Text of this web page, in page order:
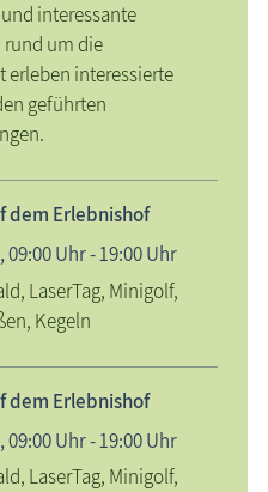
interessante
um die
erleben interessierte
geführten
dem Erlebnishof
, 09:00Uhr- 19:00Uhr
LaserTag, Minigolf,
Kegeln
dem Erlebnishof
, 09:00Uhr- 19:00Uhr
LaserTag, Minigolf,